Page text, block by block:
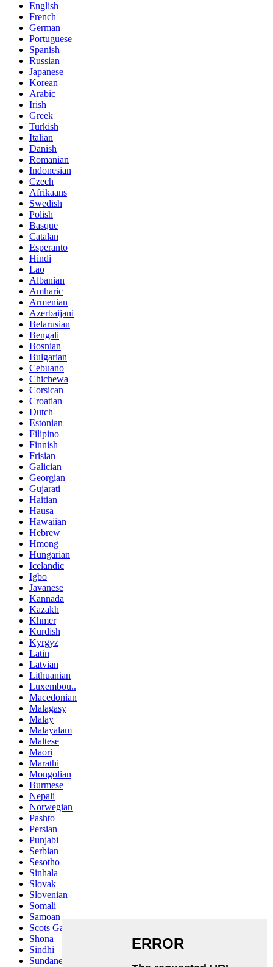
English
French
German
Portuguese
Spanish
Russian
Japanese
Korean
Arabic
Irish
Greek
Turkish
Italian
Danish
Romanian
Indonesian
Czech
Afrikaans
Swedish
Polish
Basque
Catalan
Esperanto
Hindi
Lao
Albanian
Amharic
Armenian
Azerbaijani
Belarusian
Bengali
Bosnian
Bulgarian
Cebuano
Chichewa
Corsican
Croatian
Dutch
Estonian
Filipino
Finnish
Frisian
Galician
Georgian
Gujarati
Haitian
Hausa
Hawaiian
Hebrew
Hmong
Hungarian
Icelandic
Igbo
Javanese
Kannada
Kazakh
Khmer
Kurdish
Kyrgyz
Latin
Latvian
Lithuanian
Luxembou..
Macedonian
Malagasy
Malay
Malayalam
Maltese
Maori
Marathi
Mongolian
Burmese
Nepali
Norwegian
Pashto
Persian
Punjabi
Serbian
Sesotho
Sinhala
Slovak
Slovenian
Somali
Samoan
Scots Gaelic
Shona
Sindhi
Sundanese